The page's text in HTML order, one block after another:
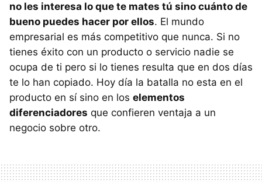
no les interesa lo que te mates tú sino cuánto de
bueno puedes hacer por ellos. El mundo
empresarial es más competitivo que nunca. Si no
tienes éxito con un producto o servicio nadie se
ocupa de ti pero si lo tienes resulta que en dos días
te lo han copiado. Hoy día la batalla no esta en el
producto en sí sino en los elementos
diferenciadores que confieren ventaja a un
negocio sobre otro.